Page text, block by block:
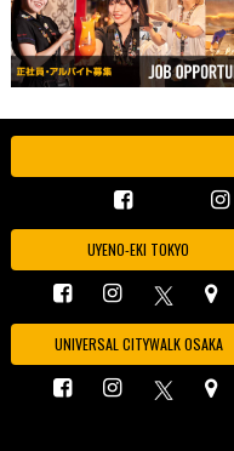
UYENO-EKI TOKYO
UNIVERSAL CITYWALK OSAKA